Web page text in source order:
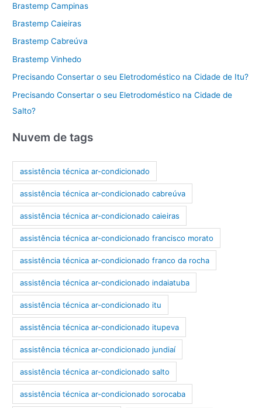
Brastemp Campinas
Brastemp Caieiras
Brastemp Cabreúva
Brastemp Vinhedo
Precisando Consertar o seu Eletrodoméstico na Cidade de Itu?
Precisando Consertar o seu Eletrodoméstico na Cidade de
Salto?
Nuvem de tags
assistência técnica ar-condicionado
assistência técnica ar-condicionado cabreúva
assistência técnica ar-condicionado caieiras
assistência técnica ar-condicionado francisco morato
assistência técnica ar-condicionado franco da rocha
assistência técnica ar-condicionado indaiatuba
assistência técnica ar-condicionado itu
assistência técnica ar-condicionado itupeva
assistência técnica ar-condicionado jundiaí
assistência técnica ar-condicionado salto
assistência técnica ar-condicionado sorocaba